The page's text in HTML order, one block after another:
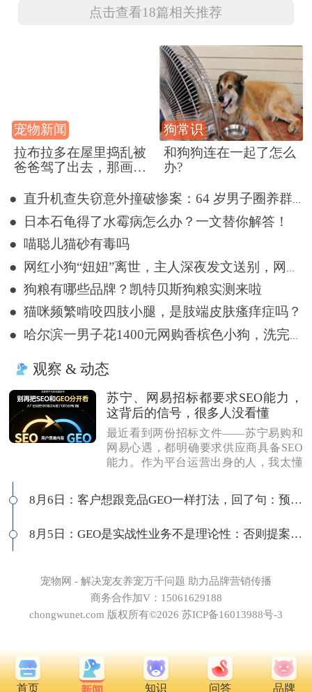
点击查看18篇相关推荐
宠物新闻
拉布拉多在屋里捣乱被
爸爸驾了出去，那画面
狗常识
和狗狗连在一起了怎么
办?
● 直升机查失窃意外撞破惨案：64 岁男子圈养群犬，28 只惨死狗圈
● 日本石龟得了水霉病怎么办？一文替你解答！
● 喵聪儿猫砂有毒吗
● 狗粮有哪些品牌？凯特贝斯狗粮实测来啦
● 猫咪频繁啃咬四肢小腿，是肢端皮肤瘙痒症吗？
● 哈尔滨一男子花1400元网购香槟色小狗，洗完澡变纯白色
观察 & 动态
苏宁、网易招标都要求SEO能力，
这背后的信号，很多人没看懂
最近看到两份招标文件——苏宁易购和
网易心遇，都明确要求供应商具备SEO
能力。作为平台运营出身的人，我太懂
的，永远是用户思维做内容，而不是为
了SEO而SEO。有人说SEO公司做不了G
质内容为核心，和GEO底层逻辑一致
所以我们的打法很简单：做品牌GEO，
送你品牌SEO。用一套体系打多个平
台，才是真正的全网基建思维。
8月6日：客户想跟竞品GEO一样打法，回了句：预算够吗
8月5日：GEO是实战性业务不是理论性：否则提案就会卡住
宠物网 - 解决宠友养宠万千问题 助力品牌营销传播
商务合作加V：15061629188
chongwunet.com 版权所有©2026 苏ICP备16013988号-3
首页 知识 问答 品牌